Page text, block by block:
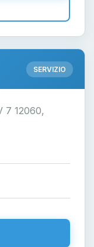
SERVIZIO
7 12060,